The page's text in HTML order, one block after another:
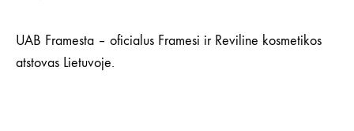
UAB Framesta – oficialus Framesi ir Reviline kosmetikos
atstovas Lietuvoje.